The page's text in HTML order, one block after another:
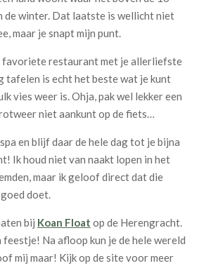
de winter. Dat laatste is wellicht niet
maar je snapt mijn punt.
favoriete restaurant met je allerliefste
tafelen is echt het beste wat je kunt
vies weer is. Ohja, pak wel lekker een
niet aankunt op de fiets…
en blijf daar de hele dag tot je bijna
Ik houd niet van naakt lopen in het
maar ik geloof direct dat die
doet.
bij Koan Float op de Herengracht.
feestje! Na afloop kun je de hele wereld
mij maar! Kijk op de site voor meer